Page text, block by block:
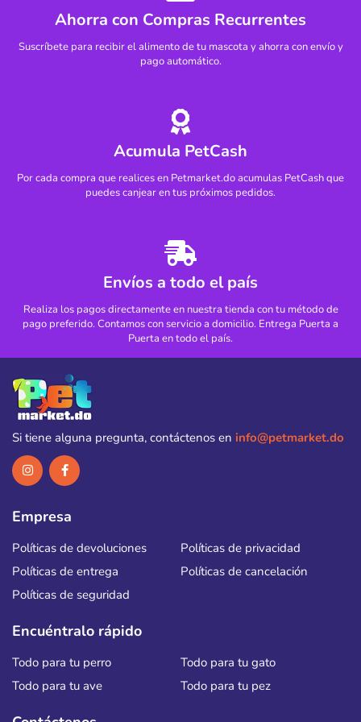
Procura que siempre tenga agua fresca.
Ahorra con Compras Recurrentes
Suscríbete para recibir el alimento de tu mascota y ahorra con envío y
pago automático.
Acumula PetCash
Por cada compra que realices en Petmarket.do acumulas PetCash que
puedes canjear en tus próximos pedidos.
Envíos a todo el país
Realiza los pagos directamente en nuestra tienda con tu método de
pago preferido. Contamos con servicio a domicilio. Entrega Puerta a
Puerta en todo el país.
Si tiene alguna pregunta, contáctenos en info@petmarket.do
Empresa
Políticas de devoluciones
Políticas de privacidad
Políticas de entrega
Políticas de cancelación
Políticas de seguridad
Encuéntralo rápido
Todo para tu perro
Todo para tu gato
Todo para tu ave
Todo para tu pez